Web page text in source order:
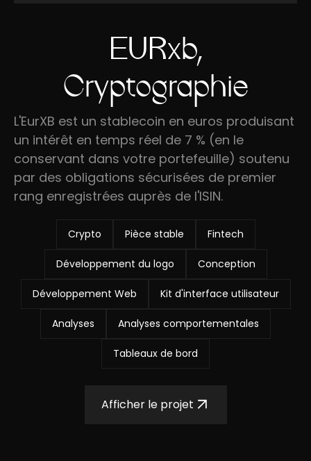
EURxb,
Cryptographie
L'EurXB est un stablecoin en euros produisant
un intérêt en temps réel de 7 % (en le
conservant dans votre portefeuille) soutenu
par des obligations sécurisées de premier
rang enregistrées auprès de l'ISIN.
Crypto Pièce stable Fintech
Développement du logo Conception
Développement Web Kit d'interface utilisateur
Analyses Analyses comportementales
Tableaux de bord
Afficher le projet